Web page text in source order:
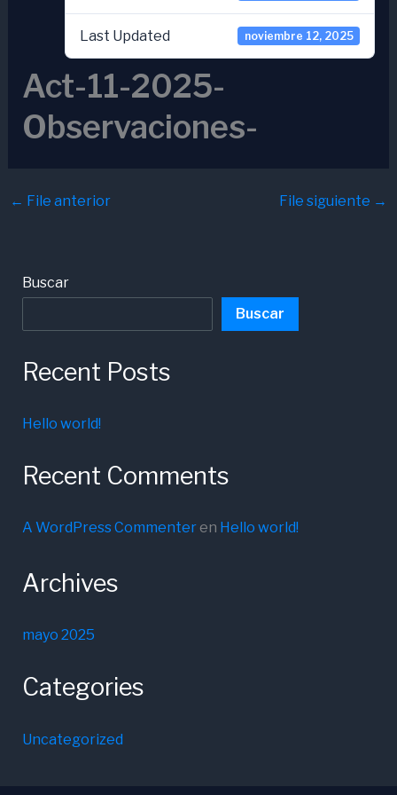
Last Updated noviembre 12, 2025
Act-11-2025-
Observaciones-
← File anterior File siguiente →
Buscar
Buscar
Recent Posts
Hello world!
Recent Comments
A WordPress Commenteren Hello world!
Archives
mayo 2025
Categories
Uncategorized